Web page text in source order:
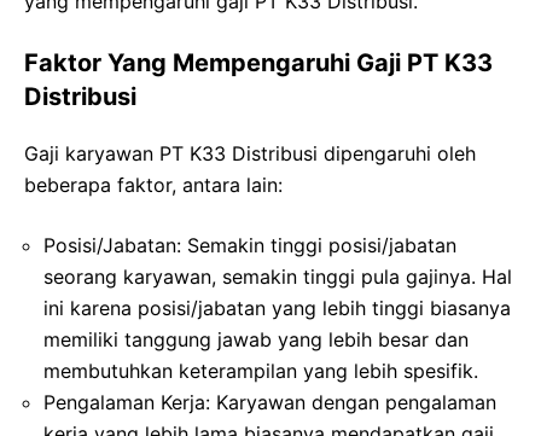
Faktor Yang Mempengaruhi Gaji PT K33
Distribusi
Gaji karyawan PT K33 Distribusi dipengaruhi oleh
beberapa faktor, antara lain:
Posisi/Jabatan: Semakin tinggi posisi/jabatan
seorang karyawan, semakin tinggi pula gajinya. Hal
ini karena posisi/jabatan yang lebih tinggi biasanya
memiliki tanggung jawab yang lebih besar dan
membutuhkan keterampilan yang lebih spesifik.
Pengalaman Kerja: Karyawan dengan pengalaman